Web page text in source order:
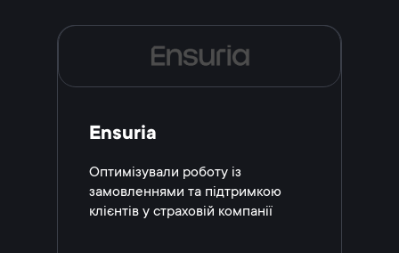
Ensuria
Оптимізували роботу із
замовленнями та підтримкою
клієнтів у страховій компанії